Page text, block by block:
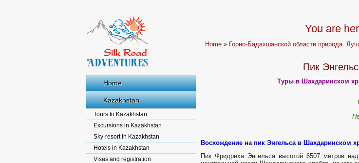
Home
Kazakhstan
Tours to Kazakhstan
Excursions in Kazakhstan
Sky-resort in Kazakhstan
Hotels in Kazakhstan
Visas and registration
You are
Home » Горно-Бадахшанской области природа.
Пик
Туры в Шахдаринском
Восхождение на пик Энгельса в Шахдаринском
Пик Фридриха Энгельса высотой 6507 метров